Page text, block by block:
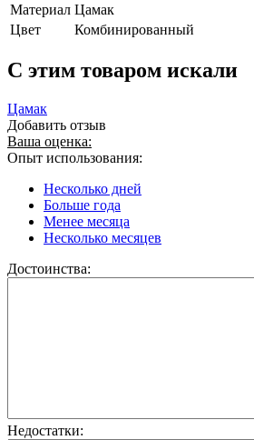
Материал Цамак
Цвет
Комбинированный
C этим товаром искали
Цамак
Добавить отзыв
Ваша оценка:
Опыт использования:
Несколько дней
Больше года
Менее месяца
Несколько месяцев
Достоинства:
Недостатки: